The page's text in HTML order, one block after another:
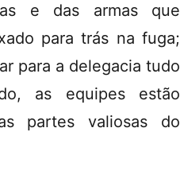
e das armas que
para trás na fuga;
para a delegacia tudo
as equipes estão
partes valiosas do